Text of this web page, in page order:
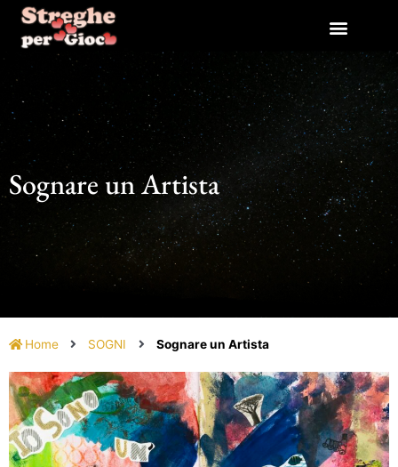
contenuto
Sognare un Artista
Home SOGNI Sognare un Artista